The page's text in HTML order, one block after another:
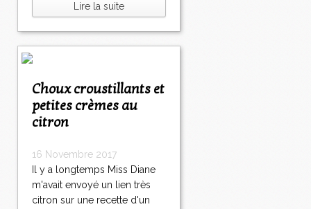
Lire la suite
Choux croustillants et
petites crèmes au
citron
16 Novembre 2017
Il y a longtemps Miss Diane
m'avait envoyé un lien très
citron sur une recette d'un